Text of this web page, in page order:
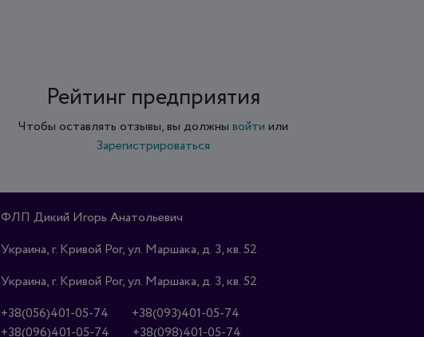
Рейтинг предприятия
Чтобы оставлять отзывы, вы должны войти или
Зарегистрироваться
ФЛП Дикий Игорь Анатольевич
Украина, г. Кривой Рог, ул. Маршака, д. 3, кв. 52
Украина, г. Кривой Рог, ул. Маршака, д. 3, кв. 52
+38(056)401-05-74
+38(093)401-05-74
+38(096)401-05-74
+38(098)401-05-74